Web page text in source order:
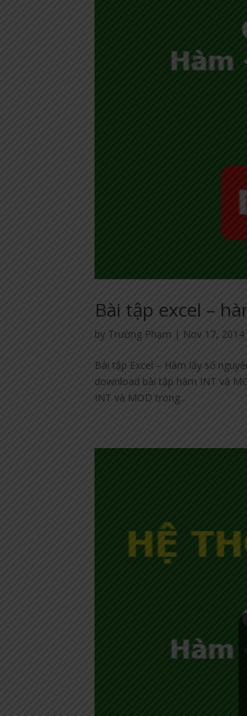
Bài tập excel –
by Trường Phạm | Nov 17, 2014
Bài tập Excel – Hàm lấy số
download bài tập hàm INT và
INT và MOD trong...